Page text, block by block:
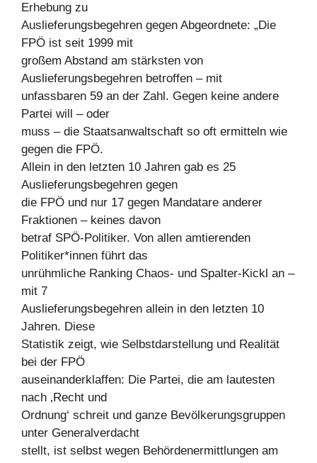
Erhebung zu
Auslieferungsbegehren gegen Abgeordnete: „Die
FPÖ ist seit 1999 mit
großem Abstand am stärksten von
Auslieferungsbegehren betroffen – mit
unfassbaren 59 an der Zahl. Gegen keine andere
Partei will – oder
muss – die Staatsanwaltschaft so oft ermitteln wie
gegen die FPÖ.
Allein in den letzten 10 Jahren gab es 25
Auslieferungsbegehren gegen
die FPÖ und nur 17 gegen Mandatare anderer
Fraktionen – keines davon
betraf SPÖ-Politiker. Von allen amtierenden
Politiker*innen führt das
unrühmliche Ranking Chaos- und Spalter-Kickl an –
mit 7
Auslieferungsbegehren allein in den letzten 10
Jahren. Diese
Statistik zeigt, wie Selbstdarstellung und Realität
bei der FPÖ
auseinanderklaffen: Die Partei, die am lautesten
nach ‚Recht und
Ordnung‘ schreit und ganze Bevölkerungsgruppen
unter Generalverdacht
stellt, ist selbst wegen Behördenermittlungen am